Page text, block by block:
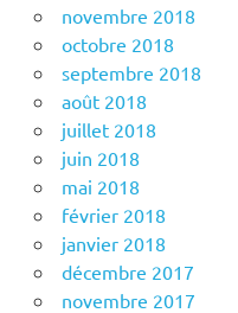
novembre 2018
octobre 2018
septembre 2018
août 2018
juillet 2018
juin 2018
mai 2018
février 2018
janvier 2018
décembre 2017
novembre 2017